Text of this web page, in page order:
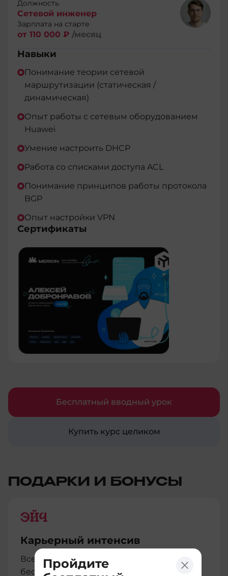
Пройдите
Должность
Сетевой инженер
Зарплата на старте
от 110 000 ₽ /месяц
Навыки
Понимание теории сетевой
маршрутизации (статическая /
динамическая)
Опыт работы с сетевым оборудованием
Huawei
Умение настроить DHCP
Работа со списками доступа ACL
Понимание принципов работы протокола
BGP
Опыт настройки VPN
Сертификаты
Бесплатный вводный урок
Купить курс целиком
ПОДАРКИ И БОНУСЫ
Карьерный интенсив
Всем студентам мы предоставляем
бесплатный интенсив по карьерному